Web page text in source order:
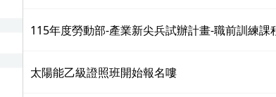
115年度勞動部-產業新尖兵試辦計畫-職前訓練
太陽能乙級證照班開始報名嘍